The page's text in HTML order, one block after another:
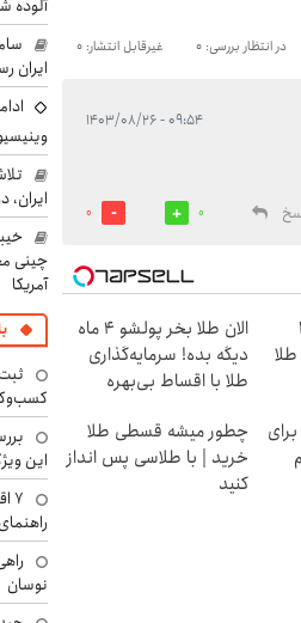
در انتظار بررسی: 0 غیرقابل انتشار: 0
۰۹:۵۴ - ۱۴۰۳/۰۸/۲۶
0
0
الان طلا بخر پولشو 4 ماه
دیگه بده! سرمایه‌گذاری
طلا با اقساط بی‌بهره
چطور میشه قسطی طلا
خرید | با طلاسی پس انداز
کنید
آلوده
ایران
چینی
آمریکا
این
نوسان